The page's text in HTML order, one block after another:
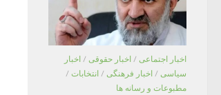
اخبار اجتماعی / اخبار حقوقی / اخبار
سیاسی / اخبار فرهنگی / انتخابات /
مطبوعات و رسانه ها